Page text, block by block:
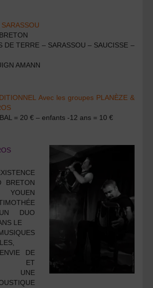
DE TERRE – SARASSOU – SAUCISSE –
AMANN
Avec les groupes PLANÈZE &
= 20 € – enfants -12 ans = 10 €
BRETON
YOUEN
DUO
LE
DE
ET
UNE